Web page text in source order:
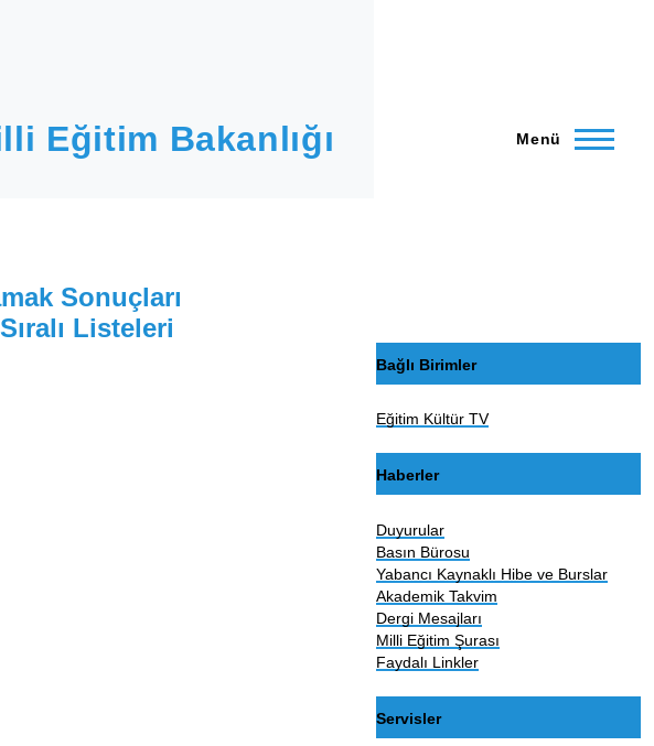
Eğitim Bakanlığı Menü
Sonuçları
Listeleri
Bağlı Birimler
Eğitim Kültür TV
Haberler
Duyurular
Basın Bürosu
Yabancı Kaynaklı Hibe ve Burslar
Akademik Takvim
Dergi Mesajları
Milli Eğitim Şurası
Faydalı Linkler
Servisler